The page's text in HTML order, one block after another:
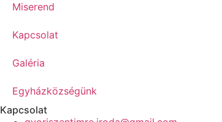
Miserend
Kapcsolat
Galéria
Egyházközségünk
Kapcsolat